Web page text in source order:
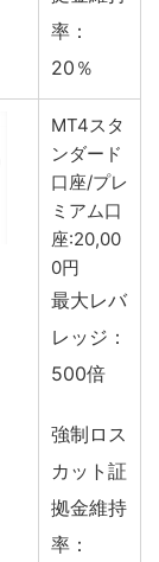
率：
20％
MT4スタ
ンダード
口座/プレ
ミアム口
座:20,00
0円
最大レバ
レッジ：
500倍
強制ロス
カット証
拠金維持
率：